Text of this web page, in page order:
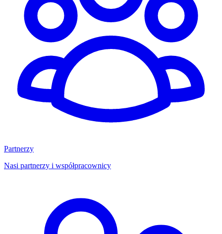
Partnerzy
Nasi partnerzy i współpracownicy